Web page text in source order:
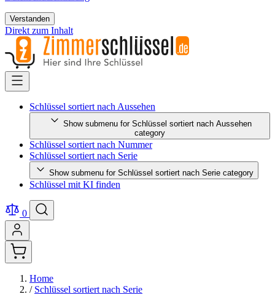
Verstanden
Direkt zum Inhalt
Schlüssel sortiert nach Aussehen
Show submenu for Schlüssel sortiert nach Aussehen
category
Schlüssel sortiert nach Nummer
Schlüssel sortiert nach Serie
Show submenu for Schlüssel sortiert nach Serie category
Schlüssel mit KI finden
0
Home
/ Schlüssel sortiert nach Serie